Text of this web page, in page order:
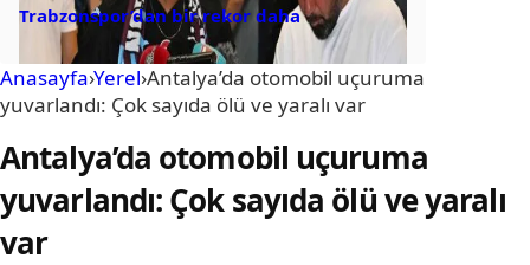
Trabzonspor’dan bir rekor daha
Anasayfa›Yerel›Antalya’da otomobil uçuruma
yuvarlandı: Çok sayıda ölü ve yaralı var
Antalya’da otomobil uçuruma
yuvarlandı: Çok sayıda ölü ve yaralı
var